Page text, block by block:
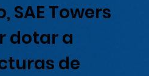
SAE Towers
dotar a
de